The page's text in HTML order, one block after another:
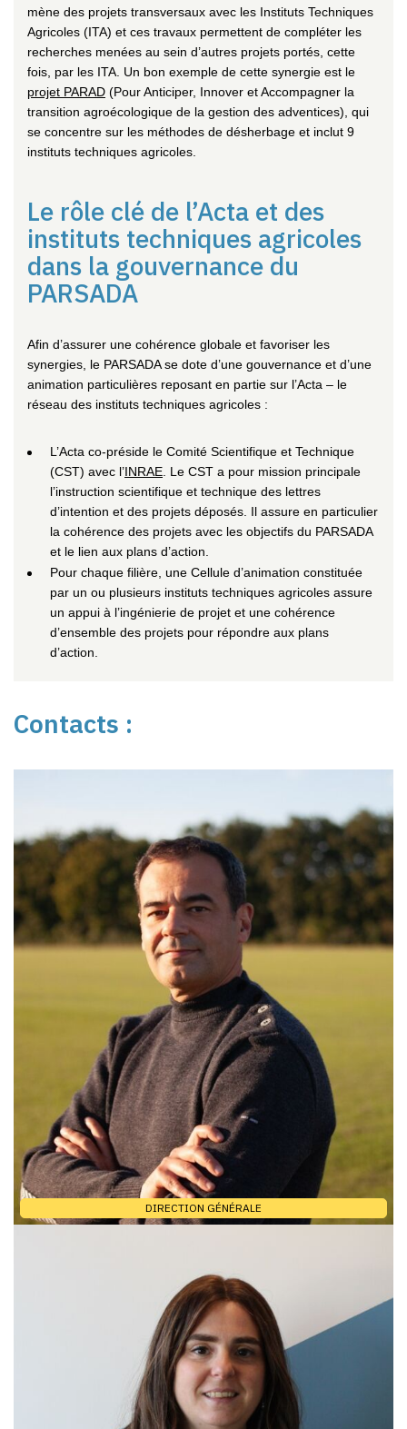
mène des projets transversaux avec les Instituts Techniques
Agricoles (ITA) et ces travaux permettent de compléter les
recherches menées au sein d’autres projets portés, cette
fois, par les ITA. Un bon exemple de cette synergie est le
projet PARAD (Pour Anticiper, Innover et Accompagner la
transition agroécologique de la gestion des adventices) , qui
se concentre sur les méthodes de désherbage et inclut 9
instituts techniques agricoles.
Le rôle clé de l’Acta et des
instituts techniques agricoles
dans la gouvernance du
PARSADA
Afin d’assurer une cohérence globale et favoriser les
synergies, le PARSADA se dote d’une gouvernance et d’une
animation particulières reposant en partie sur l’Acta – le
réseau des instituts techniques agricoles :
L’Acta co-préside le Comité Scientifique et Technique
(CST) avec l’INRAE . Le CST a pour mission principale
l’instruction scientifique et technique des lettres
d’intention et des projets déposés. Il assure en particulier
la cohérence des projets avec les objectifs du PARSADA
et le lien aux plans d’action.
Pour chaque filière, une Cellule d’animation constituée
par un ou plusieurs instituts techniques agricoles assure
un appui à l’ingénierie de projet et une cohérence
d’ensemble des projets pour répondre aux plans
d’action.
Contacts :
DIRECTION GÉNÉRALE